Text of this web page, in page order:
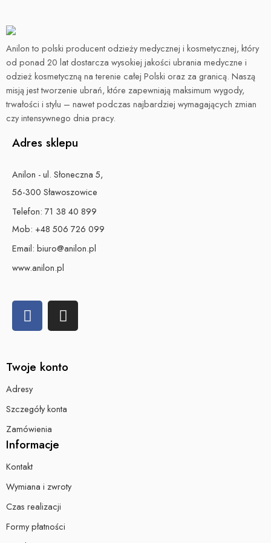
Anilon to polski producent odzieży medycznej i kosmetycznej, który
od ponad 20 lat dostarcza wysokiej jakości ubrania medyczne i
odzież kosmetyczną na terenie całej Polski oraz za granicą. Naszą
misją jest tworzenie ubrań, które zapewniają maksimum wygody,
trwałości i stylu – nawet podczas najbardziej wymagających zmian
czy intensywnego dnia pracy.
Adres sklepu
Anilon - ul. Słoneczna 5,
56-300 Sławoszowice
Telefon: 71 38 40 899
Mob: +48 506 726 099
Email: biuro@anilon.pl
www.anilon.pl
Twoje konto
Adresy
Szczegóły konta
Zamówienia
Informacje
Kontakt
Wymiana i zwroty
Czas realizacji
Formy płatności